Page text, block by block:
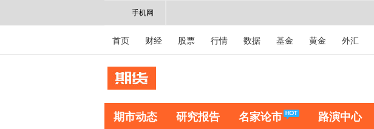
手机网
首页 财经 股票 行情 数据 基金 黄金 外汇
期市动态 研究报告 名家论市 路演中心